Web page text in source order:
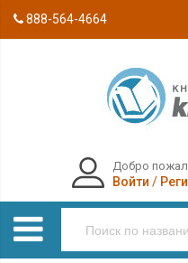
888-564-4664
Добро
Войти /